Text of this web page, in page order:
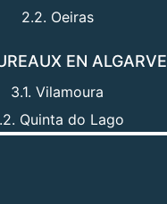
2.2. Oeiras
EN ALGARVE
3.1. Vilamoura
Quinta do Lago